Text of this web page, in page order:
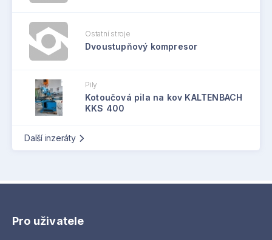
Ostatní stroje
Dvoustupňový kompresor
Pily
Kotoučová pila na kov KALTENBACH
KKS 400
Další inzeráty
Pro uživatele